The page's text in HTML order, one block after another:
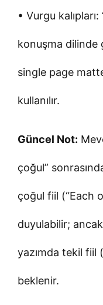
• Vurgu
konuşma dilinde
single page
kullanılır.
Güncel Not:
çoğul”
çoğul fiil (“Each
duyulabilir;
yazımda tekil fiil
beklenir.